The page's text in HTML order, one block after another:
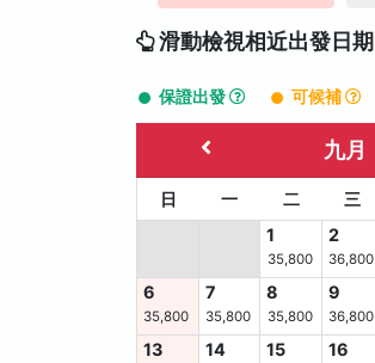
滑動檢視相近出發日期
保證出發 可候補
九月
日 一 二 三
1
35,800
2
36,800
6
35,800
7
35,800
8
35,800
9
36,800
13 14 15 16